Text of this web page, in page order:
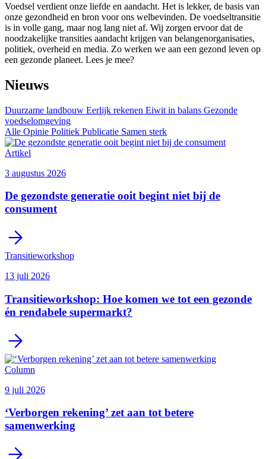
Voedsel verdient onze liefde en aandacht. Het is lekker, de basis van
onze gezondheid en bron voor ons welbevinden. De voedseltransitie
is in volle gang, maar nog lang niet af. Wij zorgen ervoor dat de
noodzakelijke transities aandacht krijgen van belangenorganisaties,
politiek, overheid en media. Zo werken we aan een gezond leven op
een gezonde planeet. Lees je mee?
Nieuws
Duurzame landbouw Eerlijk rekenen Eiwit in balans Gezonde
voedselomgeving
Alle Opinie Politiek Publicatie Samen sterk
Artikel
3 augustus 2026
De gezondste generatie ooit begint niet bij de
consument
Transitieworkshop
13 juli 2026
Transitieworkshop: Hoe komen we tot een gezonde
én rendabele supermarkt?
Column
9 juli 2026
‘Verborgen rekening’ zet aan tot betere
samenwerking